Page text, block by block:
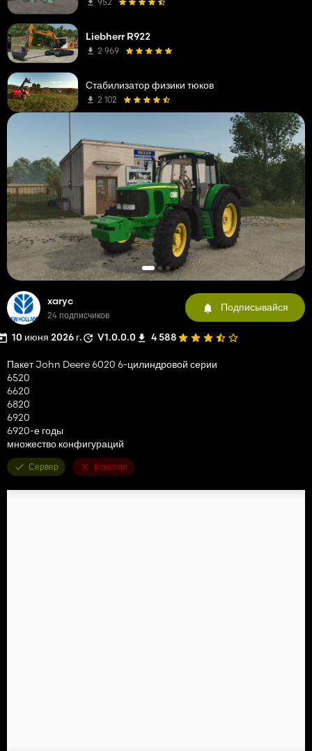
xaryc
24 подписчиков
Подписывайся
10 июня 2026 г. V1.0.0.0 4 588
Пакет John Deere 6020 6-цилиндровой серии
6520
6620
6820
6920
6920-е годы
множество конфигураций
Сервер Консоли
Liebherr R922
2 969
Стабилизатор физики тюков
2 102